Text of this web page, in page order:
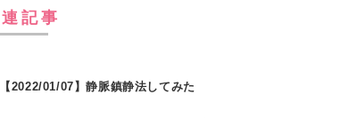
記事
【2022/01/07】静脈鎮静法してみた